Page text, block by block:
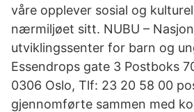
våre opplever sosial og
nærmiljøet sitt. NUBU –
utviklingssenter for barn og
Essendrops gate 3 Postboks
0306 Oslo, Tlf: 23 20 58 00
gjennomførte sammen med